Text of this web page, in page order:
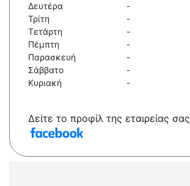
Δευτέρα
-
Τρίτη
-
Τετάρτη
-
Πέμπτη
-
Παρασκευή
-
Σάββατο
-
Κυριακή
-
Δείτε το προφίλ της εταιρείας σας